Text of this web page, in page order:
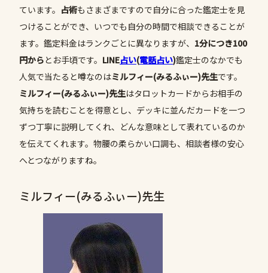
ています。 占術もさまざまですので自分に合った鑑定士を見
つけることができ、いつでも自分の時間で相談できることが
ます。鑑定料金はランクごとに異なりますが、 1分につき100
円からとお手頃です。 LINE占い(電話占い)鑑定士のなかでも
人気で当たると噂なのはミルフィー(みるふぃー)先生です。
ミルフィー(みるふぃー)先生はタロットカードからお相手の
気持ちを読むことを得意とし、デッキに並んだカードを一つ
ずつ丁寧に説明してくれ、どんな意味として表れているのか
を伝えてくれます。物腰の柔らかい口調も、相談者様の安心
へとつながりますね。
ミルフィー(みるふぃー)先生